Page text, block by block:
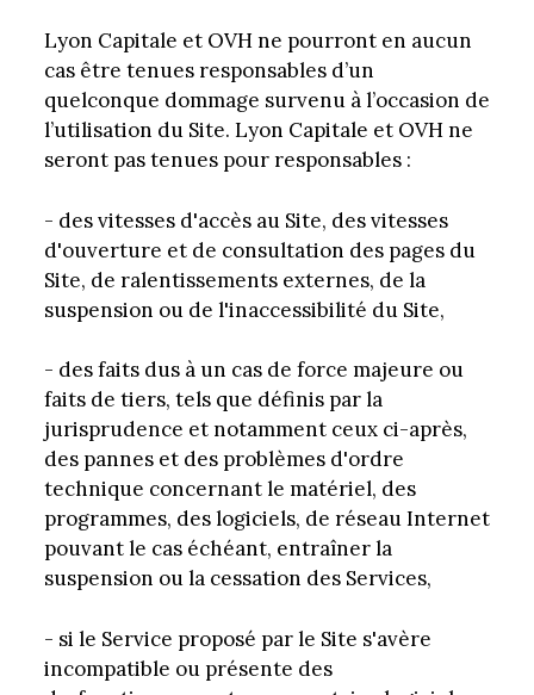
Lyon Capitale et OVH ne pourront en aucun
cas être tenues responsables d’un
quelconque dommage survenu à l’occasion de
l’utilisation du Site. Lyon Capitale et OVH ne
seront pas tenues pour responsables :
- des vitesses d'accès au Site, des vitesses
d'ouverture et de consultation des pages du
Site, de ralentissements externes, de la
suspension ou de l'inaccessibilité du Site,
- des faits dus à un cas de force majeure ou
faits de tiers, tels que définis par la
jurisprudence et notamment ceux ci-après,
des pannes et des problèmes d'ordre
technique concernant le matériel, des
programmes, des logiciels, de réseau Internet
pouvant le cas échéant, entraîner la
suspension ou la cessation des Services,
- si le Service proposé par le Site s'avère
incompatible ou présente des